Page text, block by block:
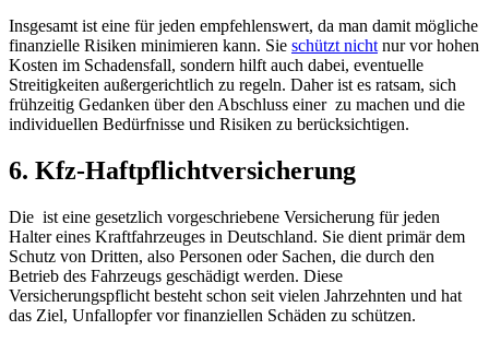
Insgesamt ist​ eine‌ für jeden empfehlenswert, da ⁤man damit mögliche
finanzielle Risiken ‍minimieren kann. ⁢Sie schützt nicht nur ​vor hohen
Kosten im Schadensfall, sondern⁤ hilft auch dabei, eventuelle
Streitigkeiten außergerichtlich zu regeln. Daher ist es ratsam, sich
frühzeitig Gedanken über ⁣den Abschluss einer ⁤ zu machen und die
individuellen⁢ Bedürfnisse⁢ und Risiken‍ zu berücksichtigen.
6. Kfz-Haftpflichtversicherung
Die ‍ ist ⁢eine gesetzlich vorgeschriebene Versicherung für⁢ jeden
Halter eines​ Kraftfahrzeuges in Deutschland. Sie dient primär dem​
Schutz von Dritten, also Personen oder ⁣Sachen, die durch den
Betrieb des Fahrzeugs geschädigt ​werden. Diese‍
Versicherungspflicht besteht schon seit vielen Jahrzehnten und hat
das Ziel, Unfallopfer vor finanziellen Schäden⁤ zu schützen.